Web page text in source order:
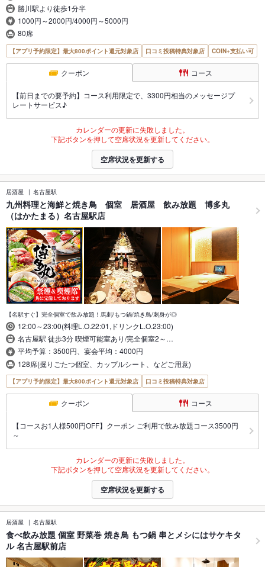
勝川駅より徒歩1分半
1000円～2000円/4000円～5000円
80席
【アプリ予約限定】最大800ポイント還元対象店 口コミ投稿特典対象店 COIN+支払い可
クーポン コース
【前日までの要予約】コース利用限定で、3300円相当のメッセージプ
レートサービス♪
カレンダーの更新に失敗しました。
下記ボタンを押して空席状況を更新してください。
空席状況を更新する
居酒屋 名古屋駅
九州料理と海鮮と焼き鳥 個室 居酒屋 飲み放題 博多丸
（はかたまる）名古屋駅店
【名駅すぐ】完全個室で飲み放題！馬刺/もつ鍋/焼き鳥/刺身が◎
12:00～23:00(料理L.O.22:01,ドリンクL.O.23:00)
名古屋駅 徒歩3分 喫煙可能室あり/完全個室2～…
平均予算：3500円、宴会平均：4000円
128席(掘りごたつ個室、カップルシート、などご用意)
【アプリ予約限定】最大800ポイント還元対象店 口コミ投稿特典対象店
クーポン コース
【コースお1人様500円OFF】クーポン ご利用で飲み放題コース3500円
～
カレンダーの更新に失敗しました。
下記ボタンを押して空席状況を更新してください。
空席状況を更新する
居酒屋 名古屋駅
食べ飲み放題 個室 野菜巻 焼き鳥 もつ鍋 串とメシにはサケキタ
ル 名古屋駅前店